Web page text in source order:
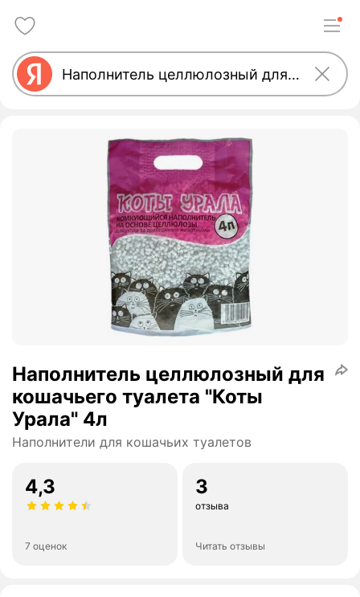
Наполнитель целлюлозный для
кошачьего туалета "Коты
Урала" 4л
Наполнители для кошачьих туалетов
4,3
7 оценок
3
отзыва
Читать отзывы